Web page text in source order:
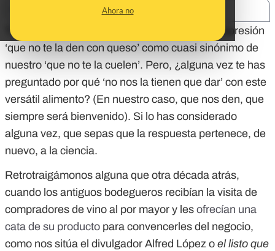
Ahora no
También en
podríamos utilizar la expresión
‘que no te la den con queso’ como cuasi sinónimo de
nuestro ‘que no te la cuelen’. Pero, ¿alguna vez te has
preguntado por qué ‘no nos la tienen que dar’ con este
versátil alimento? (En nuestro caso, que nos den, que
siempre será bienvenido). Si lo has considerado
alguna vez, que sepas que la respuesta pertenece, de
nuevo, a la ciencia.
Retrotraigámonos alguna que otra década atrás,
cuando los antiguos bodegueros recibían la visita de
compradores de vino al por mayor y les ofrecían una
cata de su producto para convencerles del negocio,
como nos sitúa el divulgador Alfred López o el listo que